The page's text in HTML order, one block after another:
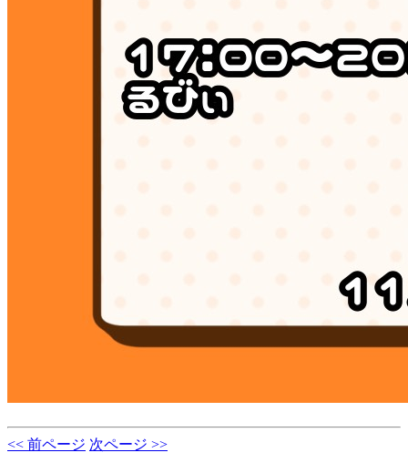
<< 前ページ 次ページ >>